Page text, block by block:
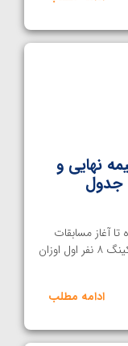
نهایی و
جدول
فاصله ۱۳ روز مانده تا آغاز مسابقات
جهانی ۲۰۲۵ در کرواسی، با توجه به تعیین رنکینگ ۸ نفر اول اوزان
ادامه مطلب